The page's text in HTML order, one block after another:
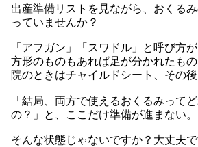
出産準備リストを見ながら、おくる
っていませんか？
「アフガン」「スワドル」と呼び方
方形のものもあれば足が分かれたも
院のときはチャイルドシート、その
「結局、両方で使えるおくるみって
の？」と、ここだけ準備が進まない。
そんな状態じゃないですか？大丈夫で